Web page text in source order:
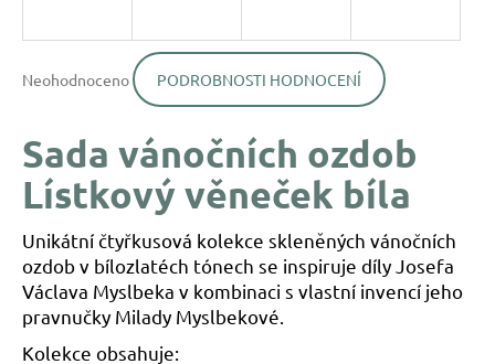
hodnocení
0,0
z
5
hvězdiček.
Neohodnoceno PODROBNOSTI HODNOCENÍ
Sada vánočních ozdob
Lístkový věneček bíla
Unikátní čtyřkusová kolekce skleněných vánočních
ozdob v bílozlatéch tónech se inspiruje díly Josefa
Václava Myslbeka v kombinaci s vlastní invencí jeho
pravnučky Milady Myslbekové.
Kolekce obsahuje:
í
?
HLEDAT
D